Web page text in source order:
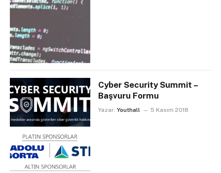
Cyber Security Summit –
Başvuru Formu
Yazar: Youthall 5 Kasım 2018